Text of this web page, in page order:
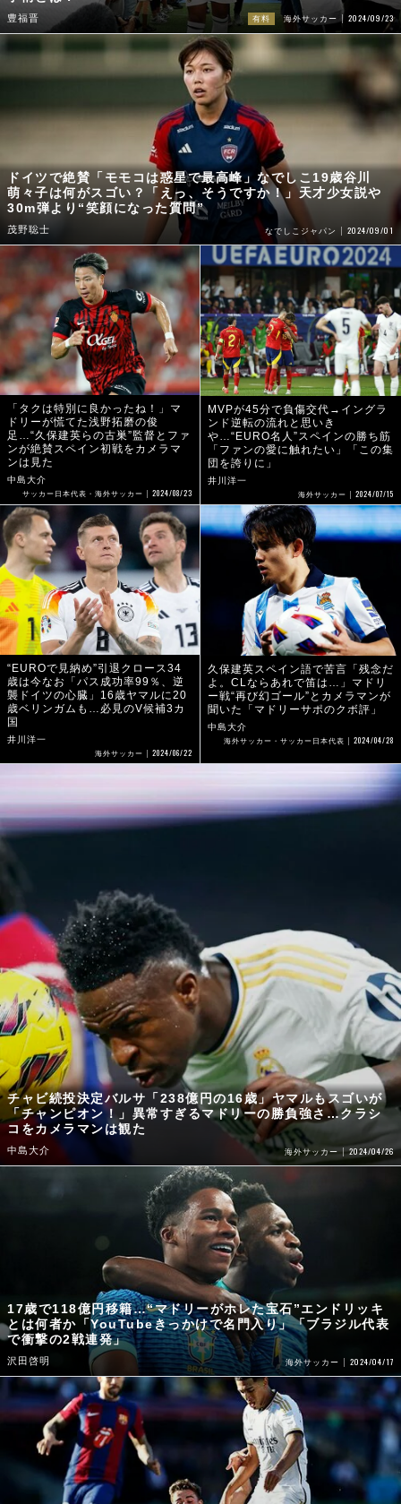
豊福晋 有料 海外サッカー 2024/09/23
ドイツで絶賛「モモコは惑星で最高峰」なでしこ19歳谷川
萌々子は何がスゴい？「えっ、そうですか！」天才少女説や
30m弾より“笑顔になった質問”
茂野聡士 なでしこジャパン 2024/09/01
「タクは特別に良かったね！」マ
ドリーが慌てた浅野拓磨の俊
足…“久保建英らの古巣”監督とファ
ンが絶賛スペイン初戦をカメラマ
ンは見た
中島大介
サッカー日本代表・海外サッカー 2024/08/23
MVPが45分で負傷交代→イングラ
ンド逆転の流れと思いき
や…“EURO名人”スペインの勝ち筋
「ファンの愛に触れたい」「この集
団を誇りに」
井川洋一
海外サッカー 2024/07/15
“EUROで見納め”引退クロース34
歳は今なお「パス成功率99％、逆
襲ドイツの心臓」16歳ヤマルに20
歳ベリンガムも…必見のV候補3カ
国
井川洋一
海外サッカー 2024/06/22
久保建英スペイン語で苦言「残念だ
よ。CLならあれで笛は…」マドリ
ー戦“再び幻ゴール”とカメラマンが
聞いた「マドリーサポのクボ評」
中島大介
海外サッカー・サッカー日本代表 2024/04/28
チャビ続投決定バルサ「238億円の16歳」ヤマルもスゴいが
「チャンピオン！」異常すぎるマドリーの勝負強さ…クラシ
コをカメラマンは観た
中島大介 海外サッカー 2024/04/26
17歳で118億円移籍…“マドリーがホレた宝石”エンドリッキ
とは何者か「YouTubeきっかけで名門入り」「ブラジル代表
で衝撃の2戦連発」
沢田啓明 海外サッカー 2024/04/17